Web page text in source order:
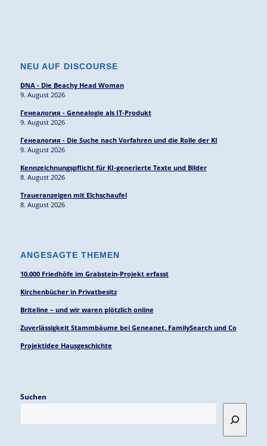
NEU AUF DISCOURSE
DNA - Die Beachy Head Woman
9. August 2026
Генеалогия - Genealogie als IT-Produkt
9. August 2026
Генеалогия - Die Suche nach Vorfahren und die Rolle der KI
9. August 2026
Kennzeichnungspflicht für KI-generierte Texte und Bilder
8. August 2026
Traueranzeigen mit Elchschaufel
8. August 2026
ANGESAGTE THEMEN
10.000 Friedhöfe im Grabstein-Projekt erfasst
Kirchenbücher in Privatbesitz
Briteline – und wir waren plötzlich online
Zuverlässigkeit Stammbäume bei Geneanet, FamilySearch und Co
Projektidee Hausgeschichte
Suchen